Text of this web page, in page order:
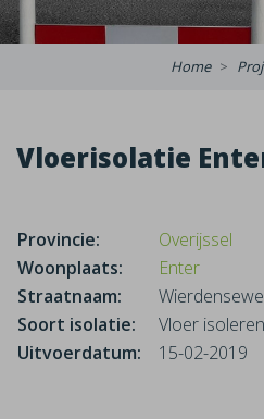
Home
Vloerisolatie
Provincie:
Overijssel
Woonplaats:
Enter
Straatnaam:
Soort isolatie:
Vloer
Uitvoerdatum:
15-02-2019